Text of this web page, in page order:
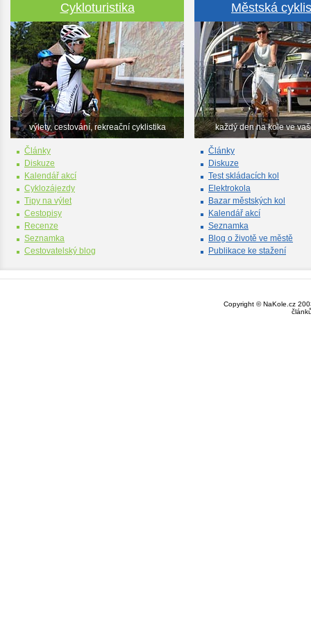
Cykloturistika
výlety, cestování, rekreační cyklistika
Články
Diskuze
Kalendář akcí
Cyklozájezdy
Tipy na výlet
Cestopisy
Recenze
Seznamka
Cestovatelský blog
Městská
každý den na kole ve
Články
Diskuze
Test skládacích kol
Elektrokola
Bazar městských kol
Kalendář akcí
Seznamka
Blog o životě ve městě
Publikace ke stažení
Copyright © NaKole.cz